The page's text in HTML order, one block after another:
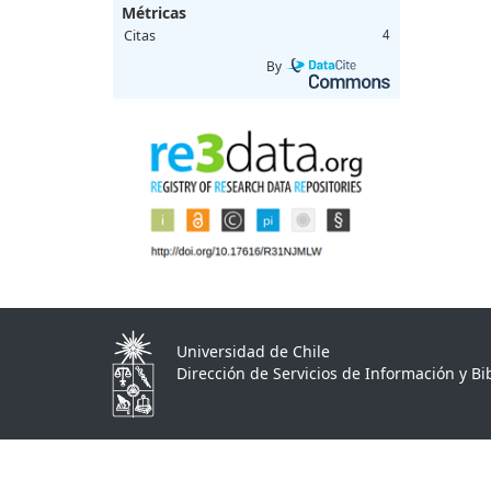
Métricas
Citas 4
By
Universidad de Chile
Dirección de Servicios de Información y